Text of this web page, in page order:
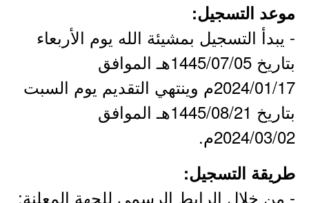
موعد التسجيل:
- يبدأ التسجيل بمشيئة الله يوم الأربعاء
بتاريخ 1445/07/05هـ الموافق
2024/01/17م وينتهي التقديم يوم السبت
بتاريخ 1445/08/21هـ الموافق
2024/03/02م.
طريقة التسجيل:
- من خلال الرابط الرسمي للجهة المعلنة: